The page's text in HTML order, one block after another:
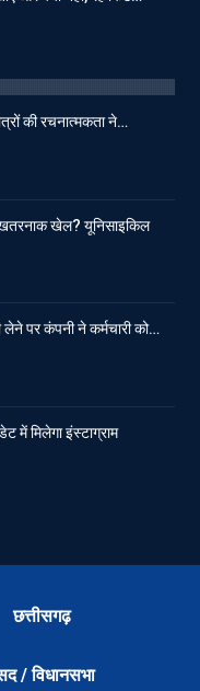
की रचनात्मकता ने…
खेल? यूनिसाइकिल
लेने पर कंपनी ने कर्मचारी को…
मिलेगा इंस्टाग्राम
छत्तीसगढ़
/ विधानसभा